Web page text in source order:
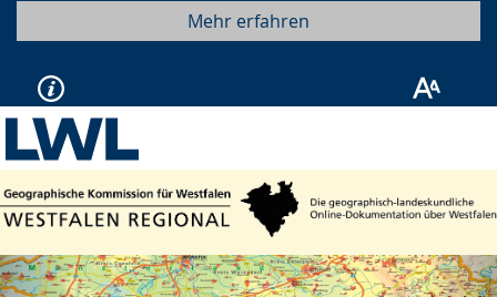
Mehr erfahren
Vorherige